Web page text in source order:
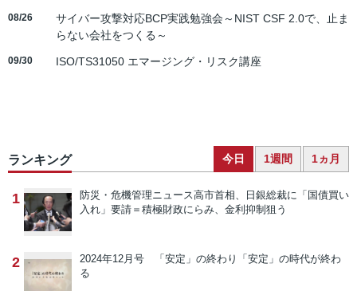
08/26
サイバー攻撃対応BCP実践勉強会～NIST CSF 2.0で、止ま
らない会社をつくる～
09/30 ISO/TS31050 エマージング・リスク講座
ランキング 今日 1週間 1ヵ月
1 防災・危機管理ニュース高市首相、日銀総裁に「国債買い
入れ」要請＝積極財政にらみ、金利抑制狙う
2 2024年12月号 「安定」の終わり
「安定」の時代が終わ
る